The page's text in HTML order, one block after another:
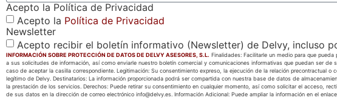
Acepto la Política de Privacidad
Acepto la Política de Privacidad
Newsletter
Acepto recibir el boletín informativo (Newsletter) de Delvy, incluso
INFORMACIÓN SOBRE PROTECCIÓN DE DATOS DE DELVY ASESORES, S.L. Finalidades: Facilitarle un medio para que
a sus solicitudes de información, así como enviarle nuestro boletín comercial y comunicaciones informativas que puedan ser de
caso de aceptar la casilla correspondiente. Legitimación: Su consentimiento expreso, la ejecución de la relación precontractual o
legítimo de Delvy. Destinatarios: La información proporcionada podrá ser compartida con nuestra base de datos de
la prestación de los servicios. Derechos: Puede retirar su consentimiento en cualquier momento, así como solicitar el acceso,
de sus datos en la dirección de correo electrónico info@delvy.es. Información Adicional: Puede ampliar la información en el